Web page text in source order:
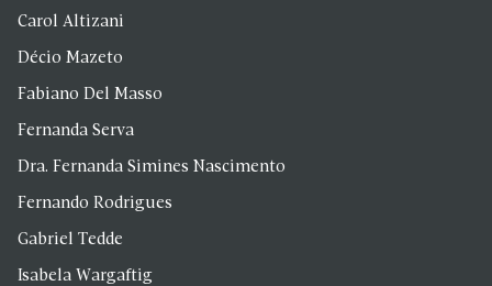
Carol Altizani
Décio Mazeto
Fabiano Del Masso
Fernanda Serva
Dra. Fernanda Simines Nascimento
Fernando Rodrigues
Gabriel Tedde
Isabela Wargaftig